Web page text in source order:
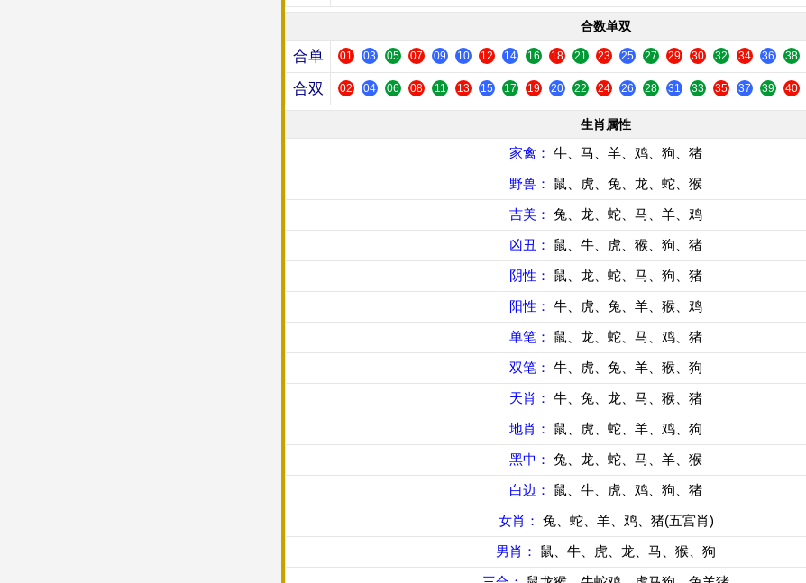
合数单双
合单 01 03 05 07 09 10 12 14 16 18 21 23 25 27 29 30 32 34 36 38
合双 02 04 06 08 11 13 15 17 19 20 22 24 26 28 31 33 35 37 39 40
生肖属性
家禽： 牛、马、羊、鸡、狗、猪
野兽： 鼠、虎、兔、龙、蛇、猴
吉美： 兔、龙、蛇、马、羊、鸡
凶丑： 鼠、牛、虎、猴、狗、猪
阴性： 鼠、龙、蛇、马、狗、猪
阳性： 牛、虎、兔、羊、猴、鸡
单笔： 鼠、龙、蛇、马、鸡、猪
双笔： 牛、虎、兔、羊、猴、狗
天肖： 牛、兔、龙、马、猴、猪
地肖： 鼠、虎、蛇、羊、鸡、狗
黑中： 兔、龙、蛇、马、羊、猴
白边： 鼠、牛、虎、鸡、狗、猪
女肖： 兔、蛇、羊、鸡、猪(五宫肖)
男肖： 鼠、牛、虎、龙、马、猴、狗